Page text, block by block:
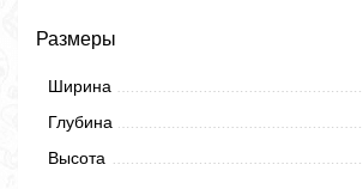
Размеры
Ширина
Глубина
Высота